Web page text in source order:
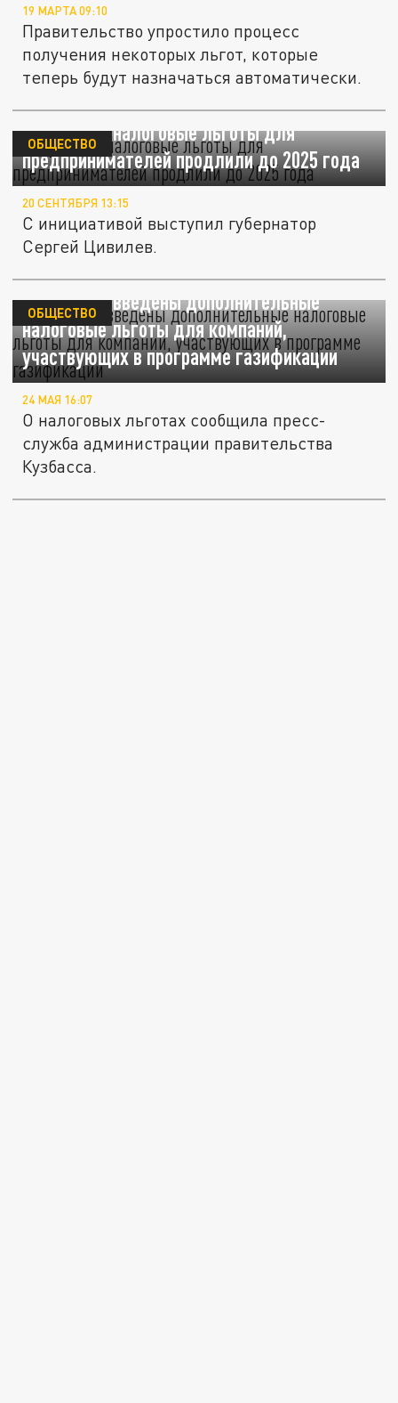
19 МАРТА 09:10
Правительство упростило процесс
получения некоторых льгот, которые
теперь будут назначаться автоматически.
В Кузбассе налоговые льготы для
предпринимателей продлили до 2025 года
ОБЩЕСТВО
20 СЕНТЯБРЯ 13:15
С инициативой выступил губернатор
Сергей Цивилев.
В Кузбассе введены дополнительные
налоговые льготы для компаний,
участвующих в программе газификации
ОБЩЕСТВО
24 МАЯ 16:07
О налоговых льготах сообщила пресс-
служба администрации правительства
Кузбасса.